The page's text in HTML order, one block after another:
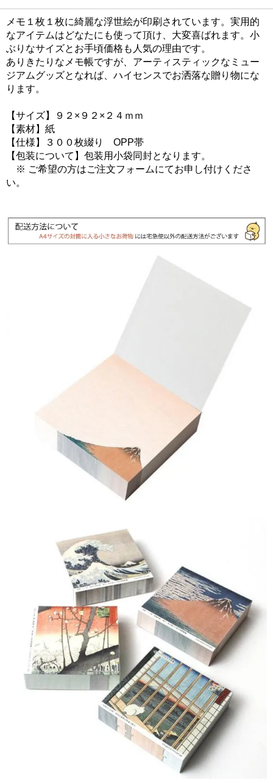
メモ１枚１枚に綺麗な浮世絵が印刷されています。実用的
なアイテムはどなたにも使って頂け、大変喜ばれます。小
ぶりなサイズとお手頃価格も人気の理由です。
ありきたりなメモ帳ですが、アーティスティックなミュー
ジアムグッズとなれば、ハイセンスでお洒落な贈り物にな
ります。
【サイズ】９２×９２×２４ｍｍ
【素材】紙
【仕様】３００枚綴り OPP帯
【包装について】包装用小袋同封となります。
※ ご希望の方はご注文フォームにてお申し付けくださ
い。